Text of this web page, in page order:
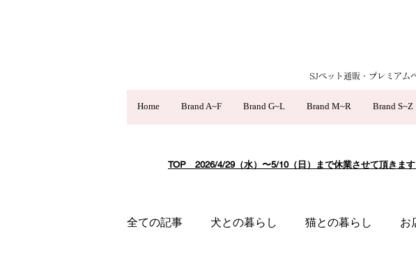
SJペット通販・プレミアム
Home Brand A~F Brand G~L Brand M~R Brand S~Z
TOP 2026/4/29（水）〜5/10（日）まで休業させて頂きま
全ての記事 犬との暮らし 猫との暮らし お